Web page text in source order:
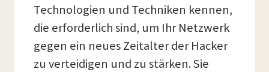
Technologien und Techniken kennen,
die erforderlich sind, um Ihr Netzwerk
gegen ein neues Zeitalter der Hacker
zu verteidigen und zu stärken. Sie